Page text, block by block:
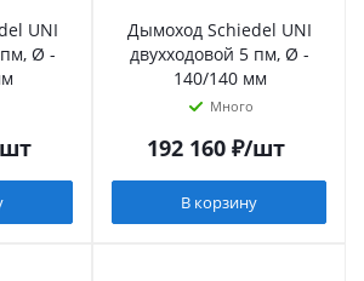
UNI
Ø -
Дымоход Schiedel UNI
двухходовой 5 пм, Ø -
140/140 мм
Много
192 160₽/шт
В корзину